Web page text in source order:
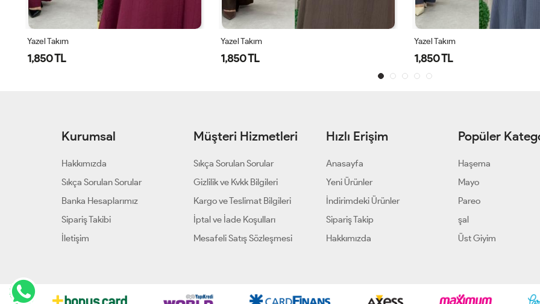
Yazel Takım
1,850 TL
Yazel Takım
1,850 TL
Çakra Takım
2,750 TL
Kurumsal
Hakkımızda
Sıkça Sorulan Sorular
Banka Hesaplarımız
Sipariş Takibi
İletişim
Müşteri Hizmetleri
Sıkça Sorulan Sorular
Gizlilik ve Kvkk Bilgileri
Kargo ve Teslimat Bilgileri
İptal ve İade Koşulları
Mesafeli Satış Sözleşmesi
Hızlı Erişim
Anasayfa
Yeni Ürünler
İndirimdeki Ürünler
Sipariş Takip
Hakkımızda
Popüler
Haşema
Mayo
Pareo
şal
Üst Giyim